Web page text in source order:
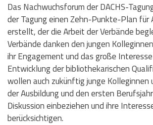
Das Nachwuchsforum der DACHS-
der Tagung einen Zehn-Punkte-Plan für
erstellt, der die Arbeit der Verbände
Verbände danken den jungen
ihr Engagement und das große
Entwicklung der bibliothekarischen
wollen auch zukünftig junge Kolleginnen
der Ausbildung und den ersten
Diskussion einbeziehen und ihre
berücksichtigen.